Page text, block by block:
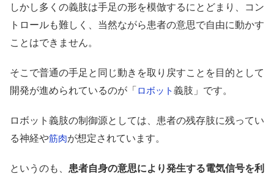
しかし多くの義肢は手足の形を模倣するにとどまり、コン
トロールも難しく、当然ながら患者の意思で自由に動かす
ことはできません。
そこで普通の手足と同じ動きを取り戻すことを目的として
開発が進められているのが「ロボット義肢」です。
ロボット義肢の制御源としては、患者の残存肢に残ってい
る神経や筋肉が想定されています。
というのも、 患者自身の意思により発生する電気信号を利